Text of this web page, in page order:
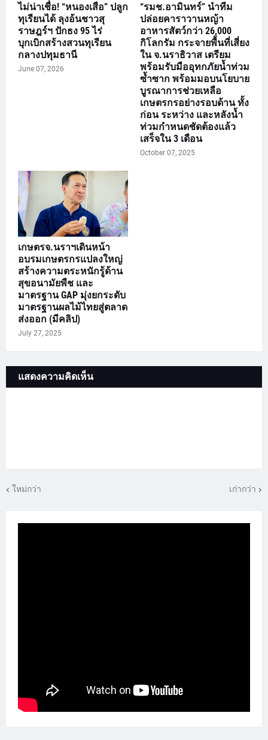
ไม่น่าเชื่อ! “หนองเสือ” ปลูก
ทุเรียนได้ ลุงอ้นชาวสุ
ราษฎร์ฯ ปักธง 95 ไร่
บุกเบิกสร้างสวนทุเรียน
กลางปทุมธานี
June 07, 2026
“รมช.อามินทร์” นำทีม
ปล่อยคาราวานหญ้า
อาหารสัตว์กว่า 26,000
กิโลกรัม กระจายพื้นที่เสี่ยง
ใน จ.นราธิวาส เตรียม
พร้อมรับมืออุทกภัยน้ำท่วม
ซ้ำซาก พร้อมมอบนโยบาย
บูรณาการช่วยเหลือ
เกษตรกรอย่างรอบด้าน ทั้ง
ก่อน ระหว่าง และหลังน้ำ
ท่วมกำหนดชัดต้องแล้ว
เสร็จใน 3 เดือน
October 07, 2025
เกษตรจ.นราฯเดินหน้า
อบรมเกษตรกรแปลงใหญ่
สร้างความตระหนักรู้ด้าน
สุขอนามัยพืช และ
มาตรฐาน GAP มุ่งยกระดับ
มาตรฐานผลไม้ไทยสู่ตลาด
ส่งออก (มีคลิป)
July 27, 2025
แสดงความคิดเห็น
ใหม่กว่า เก่ากว่า